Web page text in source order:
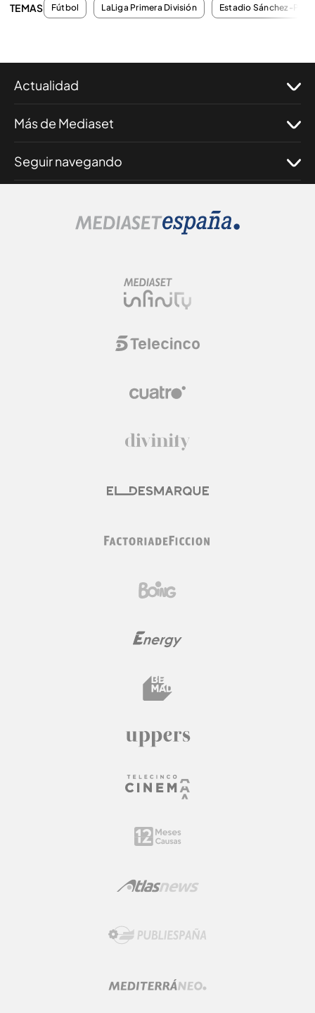
TEMAS Fútbol LaLiga Primera División Estadio Sánchez-
Actualidad
Más de Mediaset
Seguir navegando